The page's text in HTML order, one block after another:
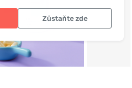
Zůstaňte zde